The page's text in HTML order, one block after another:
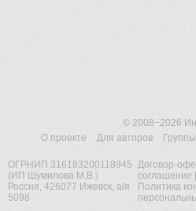
© 2008−2026
О проекте
Для авторов Группы
ОГРНИП 316183200118945
(ИП Шумилова М.В.)
Россия, 426077 Ижевск, а/я
5098
Договор-
соглашение
Политика